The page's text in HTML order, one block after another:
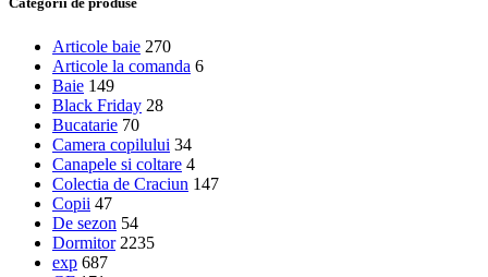
Articole baie 270
Articole la comanda 6
Baie 149
Black Friday 28
Bucatarie 70
Camera copilului 34
Canapele si coltare 4
Colectia de Craciun 147
Copii 47
De sezon 54
Dormitor 2235
exp 687